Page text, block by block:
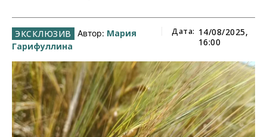
Автор: Мария
Гарифуллина
Дата: 14/08/2025,
16:00